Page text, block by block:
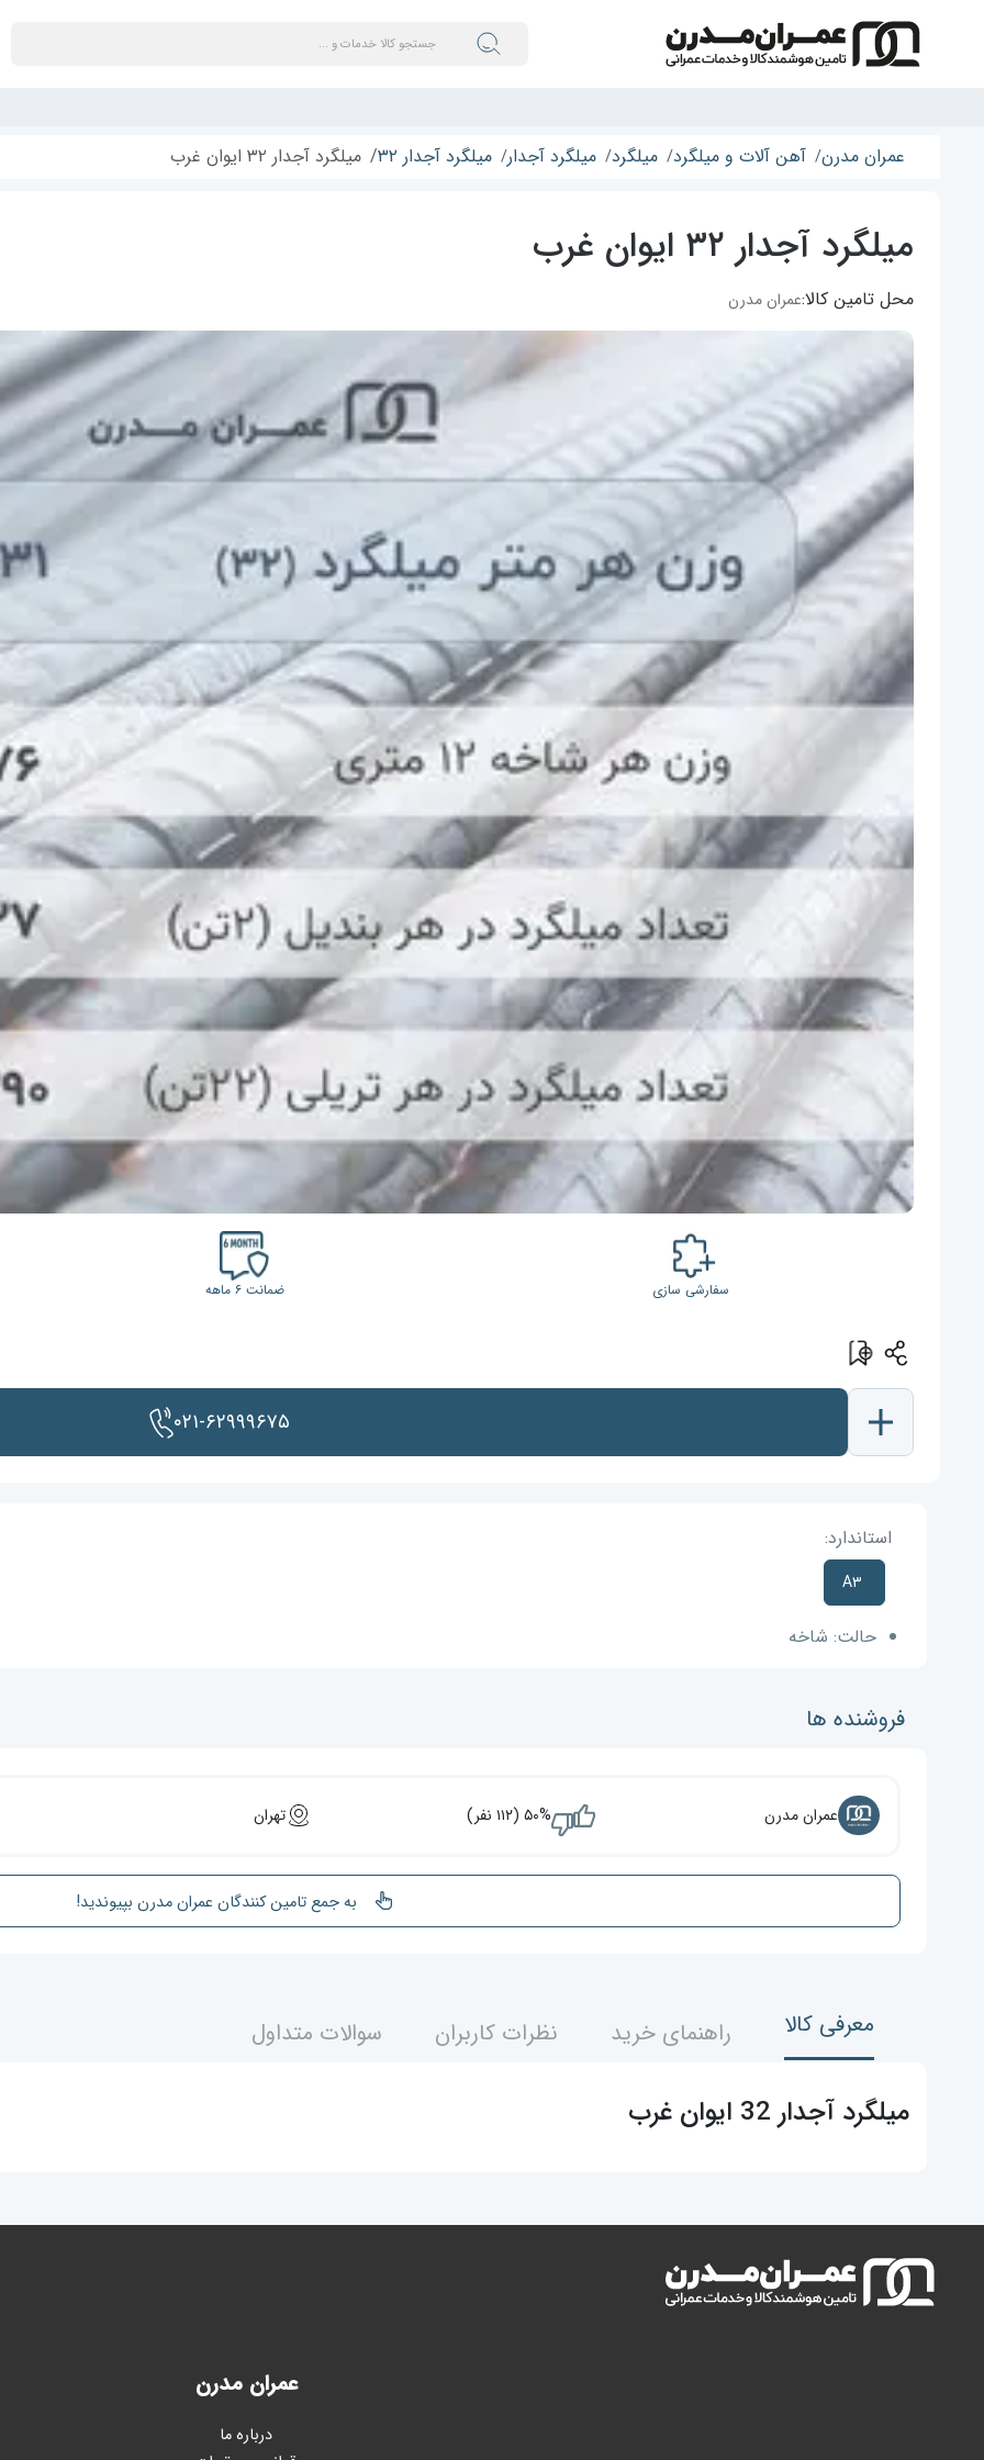
عمران مدرن آهن آلات و میلگرد میلگرد میلگرد آجدار میلگرد آجدار ۳۲ میلگرد آجدار ۳۲ ایوان غرب
میلگرد آجدار ۳۲ ایوان غرب
محل تامین کالا:عمران مدرن
سفارشی سازی ضمانت ۶ ماهه
۰۲۱-۶۲۹۹۹۶۷۵
استاندارد:
A۳
حالت: شاخه
فروشنده ها
عمران مدرن ۵۰% (۱۱۲ نفر) تهران
به جمع تامین کنندگان عمران مدرن بپیوندید!
معرفی کالا راهنمای خرید نظرات کاربران سوالات متداول
میلگرد آجدار 32 ایوان غرب
عمران مدرن
درباره ما